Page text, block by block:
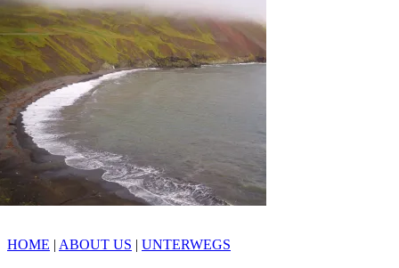
HOME | ABOUT US | UNTERWEGS